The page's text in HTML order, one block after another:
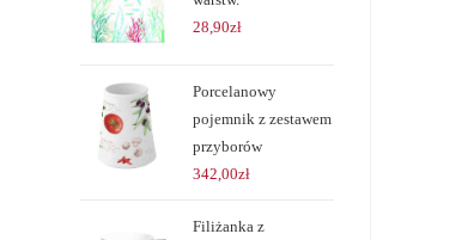
28,90zł
Porcelanowy
pojemnik z zestawem
przyborów
342,00zł
Filiżanka z